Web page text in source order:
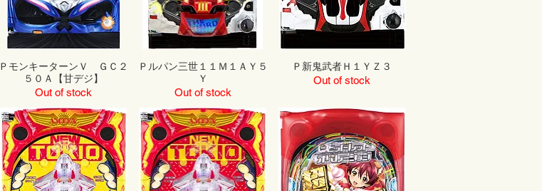
ＰモンキーターンＶ ＧＣ２
５０Ａ【甘デジ】
Out of stock
Ｐルパン三世１１Ｍ１ＡＹ５
Ｙ
Out of stock
Ｐ新鬼武者Ｈ１ＹＺ３
Out of stock